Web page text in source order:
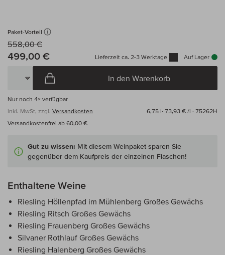
Paket-Vorteil
558,00 €
499,00 € Lieferzeit ca. 2-3 Werktage Auf Lager
In den Warenkorb
Nur noch 4× verfügbar
inkl. MwSt, zzgl. Versandkosten 6,75 l· 73,93 € /l · 75262H
Versandkostenfrei ab 60,00 €
Gut zu wissen: Mit diesem Weinpaket sparen Sie
gegenüber dem Kaufpreis der einzelnen Flaschen!
Enthaltene Weine
Riesling Höllenpfad im Mühlenberg Großes Gewächs
Riesling Ritsch Großes Gewächs
Riesling Frauenberg Großes Gewächs
Silvaner Rothlauf Großes Gewächs
Riesling Halenberg Großes Gewächs